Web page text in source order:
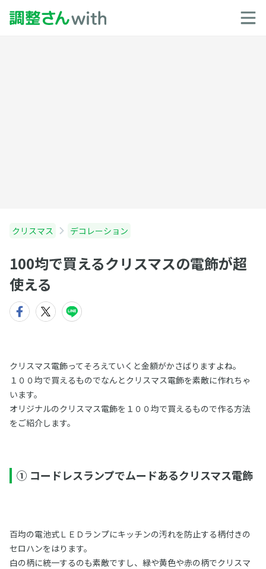
クリスマス デコレーション
100均で買えるクリスマスの電飾が超
使える
クリスマス電飾ってそろえていくと金額がかさばりますよね。
１００均で買えるものでなんとクリスマス電飾を素敵に作れちゃ
います。
オリジナルのクリスマス電飾を１００均で買えるもので作る方法
をご紹介します。
① コードレスランプでムードあるクリスマス電飾
百均の電池式ＬＥＤランプにキッチンの汚れを防止する柄付きの
セロハンをはります。
白の柄に統一するのも素敵ですし、緑や黄色や赤の柄でクリスマ